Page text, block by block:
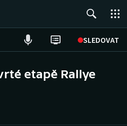
SLEDOVAT
etapě Rallye